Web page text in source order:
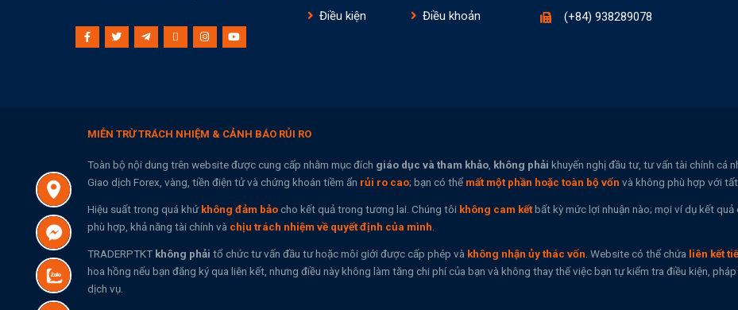
Điều kiện
Điều khoản (+84) 938289078
MIỄN TRỪ TRÁCH NHIỆM & CẢNH BÁO RỦI RO
Toàn bộ nội dung trên website được cung cấp nhằm mục đích giáo dục và tham khảo, không phải khuyến nghị đầu tư, tư vấn tài chính cá
Giao dịch Forex, vàng, tiền điện tử và chứng khoán tiềm ẩn rủi ro cao; bạn có thể mất một phần hoặc toàn bộ vốn và không phù hợp với
Hiệu suất trong quá khứkhông đảm bảocho kết quả trong tương lai. Chúng tôi không cam kếtbất kỳ mức lợi nhuận nào; mọi ví dụ kết
phù hợp, khả năng tài chính và chịu trách nhiệm về quyết định của mình
TRADERPTKT không phải tổ chức tư vấn đầu tư hoặc môi giới được cấp phép và không nhận ủy thác vốn . Website có thể chứa liên kết
hoa hồng nếu bạn đăng ký qua liên kết, nhưng điều này không làm tăng chi phí của bạn và không thay thế việc bạn tự kiểm tra điều kiện,
dịch vụ.